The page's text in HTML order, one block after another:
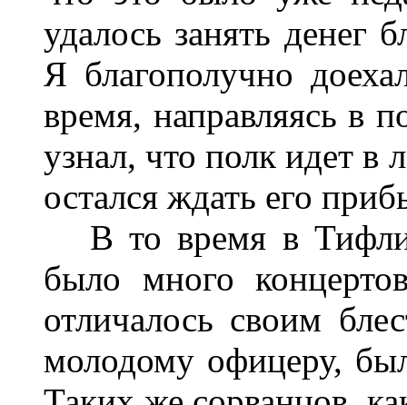
удалось занять денег
Я благополучно
время, направляясь в
узнал, что полк идет в
остался ждать его
В то время в
было много
отличалось своим
молодому офицеру,